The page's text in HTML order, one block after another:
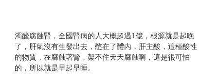
濁酸腐蝕腎，全國腎病的人大概超過1億，根源就是起晚
了，肝氣沒有生發出去，憋在了體內，肝主酸，這種酸性
的物質，在腐蝕著腎，架不住天天腐蝕啊，這是很可怕
的，所以就是早起早睡。